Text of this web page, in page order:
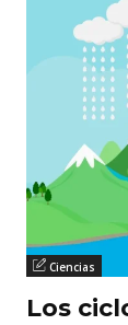
Ciencias
Los